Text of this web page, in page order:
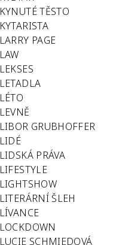
KYNUTÉ TĚSTO
KYTARISTA
LARRY PAGE
LAW
LEKSES
LETADLA
LÉTO
LEVNĚ
LIBOR GRUBHOFFER
LIDÉ
LIDSKÁ PRÁVA
LIFESTYLE
LIGHTSHOW
LITERÁRNÍ ŠLEH
LÍVANCE
LOCKDOWN
LUCIE SCHMIEDOVÁ